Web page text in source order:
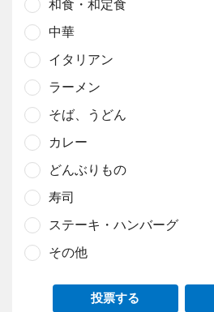
和食・和定食
中華
イタリアン
ラーメン
そば、うどん
カレー
どんぶりもの
寿司
ステーキ・ハンバーグ
その他
投票する